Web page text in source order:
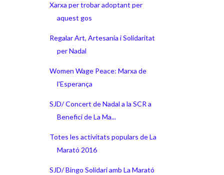
Xarxa per trobar adoptant per
aquest gos
Regalar Art, Artesania i Solidaritat
per Nadal
Women Wage Peace: Marxa de
l'Esperança
SJD/ Concert de Nadal a la SCR a
Benefici de La Ma...
Totes les activitats populars de La
Marató 2016
SJD/ Bingo Solidari amb La Marató